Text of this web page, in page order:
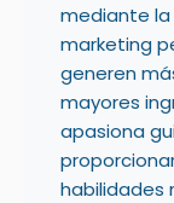
mediante
marketing
generen
mayores
apasiona
habilidades